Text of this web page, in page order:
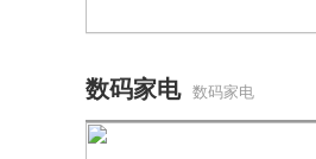
数码家电 数码家电